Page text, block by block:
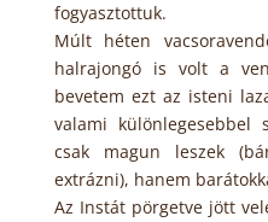
fogyasztottuk.
Múlt héten
halrajongó is volt a
bevetem ezt az isteni
valami különlegesebbel
csak magun leszek
extrázni), hanem
Az Instát pörgetve jött